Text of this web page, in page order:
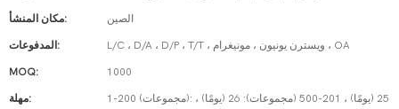
مكان المنشأ: الصين
المدفوعات: L/C ، D/A ، D/P ، T/T ، ويسترن يونيون ، مونيغرام ، OA
MOQ: 1000
مهلة:
1-200 (مجموعات): 25 (يومًا) ، 201-500 (مجموعات): 26 (يومًا) ،